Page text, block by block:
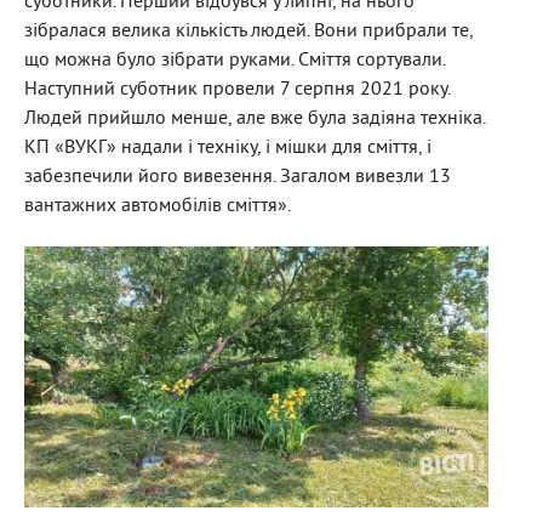
зібралася велика кількість людей. Вони прибрали те,
що можна було зібрати руками. Сміття сортували.
Наступний суботник провели 7 серпня 2021 року.
Людей прийшло менше, але вже була задіяна техніка.
КП «ВУКГ» надали і техніку, і мішки для сміття, і
забезпечили його вивезення. Загалом вивезли 13
вантажних автомобілів сміття».